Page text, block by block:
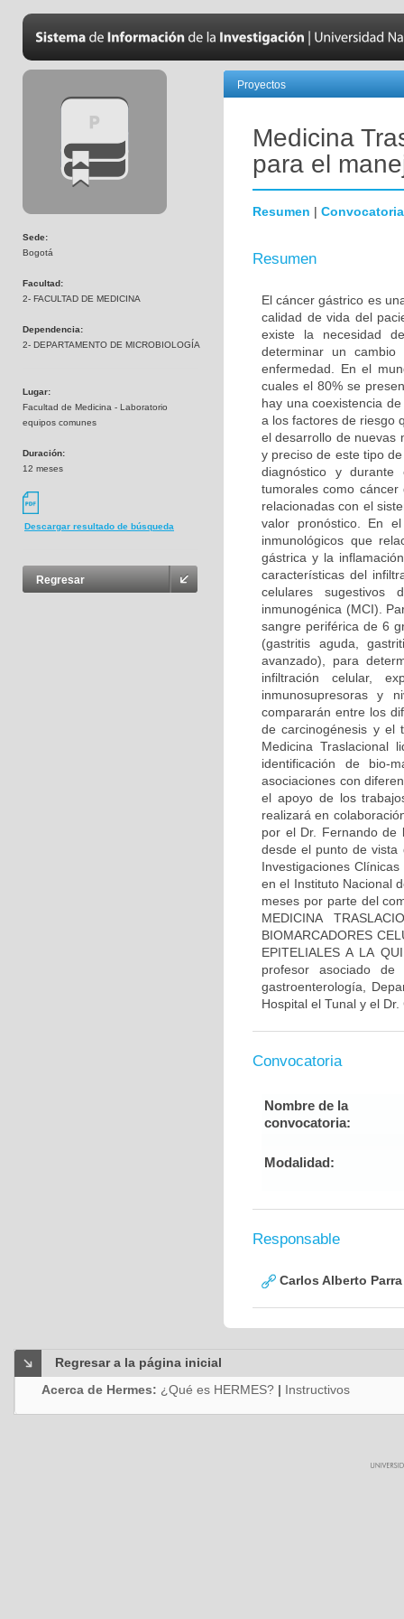
Sede:
Bogotá
Facultad:
2- FACULTAD DE MEDICINA
Dependencia:
2- DEPARTAMENTO DE MICROBIOLOGÍA
Lugar:
Facultad de Medicina - Laboratorio
equipos comunes
Duración:
12 meses
Descargar resultado de búsqueda
Regresar
Proyectos
Medicina
para el
Resumen | Convocatoria
Resumen
El cáncer gástrico es
calidad de vida del
existe la necesidad
determinar un
enfermedad. En el
cuales el 80% se
hay una coexistencia
a los factores de riesgo
el desarrollo de nuevas
y preciso de este tipo
diagnóstico y durante
tumorales como
relacionadas con el
valor pronóstico. En
inmunológicos que
gástrica y la
características del
celulares sugestivos
inmunogénica (MCI).
sangre periférica de 6
(gastritis aguda,
avanzado), para
infiltración celular,
inmunosupresoras y
compararán entre los
de carcinogénesis y el
Medicina Traslacional
identificación de bio-
asociaciones con
el apoyo de los
realizará en
por el Dr. Fernando de
desde el punto de vista
Investigaciones
en el Instituto Nacional
meses por parte del
MEDICINA
BIOMARCADORES
EPITELIALES A LA
profesor asociado
gastroenterología,
Hospital el Tunal y el
Convocatoria
Nombre de la
convocatoria:
Modalidad:
Responsable
Carlos Alberto
Regresar a la página inicial
Acerca de Hermes: ¿Qué es HERMES? | Instructivos